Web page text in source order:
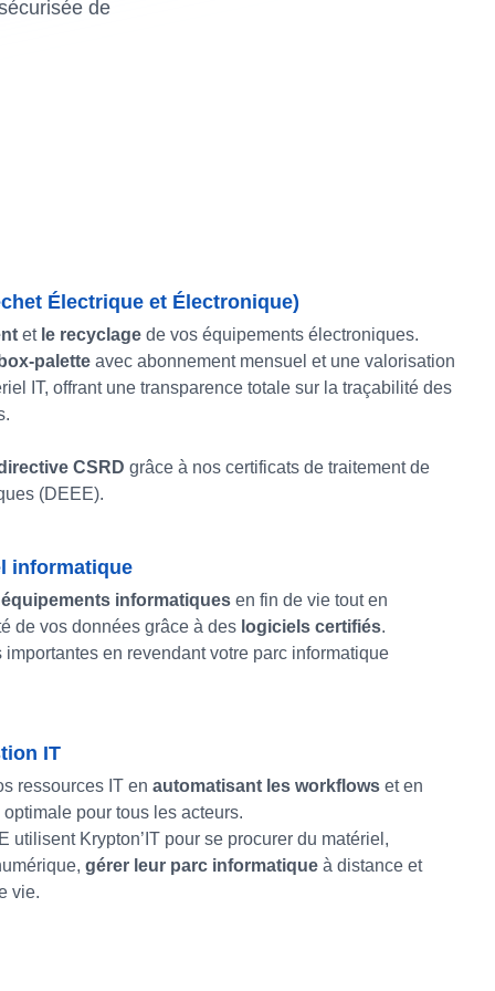
de
Électrique et Électronique)
et le recyclage de vos équipements électroniques.
palette avec abonnement mensuel et une valorisation
IT, offrant une transparence totale sur la traçabilité des
CSRD grâce à nos certificats de traitement de
(DEEE).
informatique
informatiques en fin de vie tout en
de vos données grâce à des logiciels certifiés.
en revendant votre parc informatique
IT
ressources IT en automatisant les workflows et en
pour tous les acteurs.
utilisent Krypton’IT pour se procurer du matériel,
gérer leur parc informatique à distance et
vie.